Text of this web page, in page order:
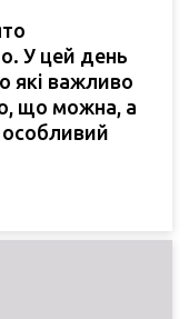
У цей день
які важливо
що можна, а